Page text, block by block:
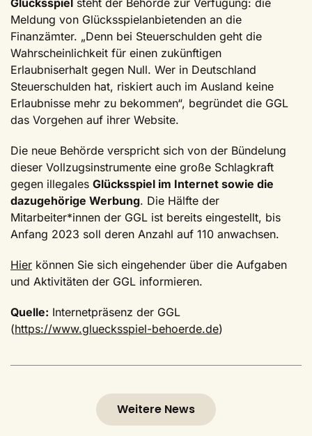
Glücksspiel steht der Behörde zur Verfügung: die
Meldung von Glücksspielanbietenden an die
Finanzämter. „Denn bei Steuerschulden geht die
Wahrscheinlichkeit für einen zukünftigen
Erlaubniserhalt gegen Null. Wer in Deutschland
Steuerschulden hat, riskiert auch im Ausland keine
Erlaubnisse mehr zu bekommen“, begründet die GGL
das Vorgehen auf ihrer Website.
Die neue Behörde verspricht sich von der Bündelung
dieser Vollzugsinstrumente eine große Schlagkraft
gegen illegales Glücksspiel im Internet sowie die
dazugehörige Werbung. Die Hälfte der
Mitarbeiter*innen der GGL ist bereits eingestellt, bis
Anfang 2023 soll deren Anzahl auf 110 anwachsen.
Hier können Sie sich eingehender über die Aufgaben
und Aktivitäten der GGL informieren.
Quelle: Internetpräsenz der GGL
(https://www.gluecksspiel-behoerde.de)
Weitere News